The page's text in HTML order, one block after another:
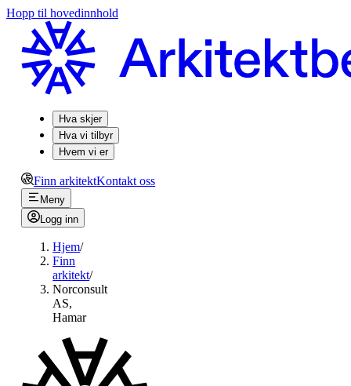
Hopp til hovedinnhold
Hva skjer
Hva vi tilbyr
Hvem vi er
Finn arkitektKontakt oss
Meny
Logg inn
Hjem/
Finn
arkitekt/
Norconsult
AS,
Hamar